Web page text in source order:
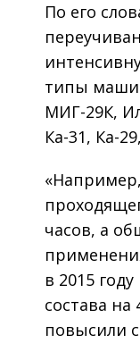
По его
типы
МИГ-29К,
Ка-31, Ка-
часов, а
в 2015
состава
повысили